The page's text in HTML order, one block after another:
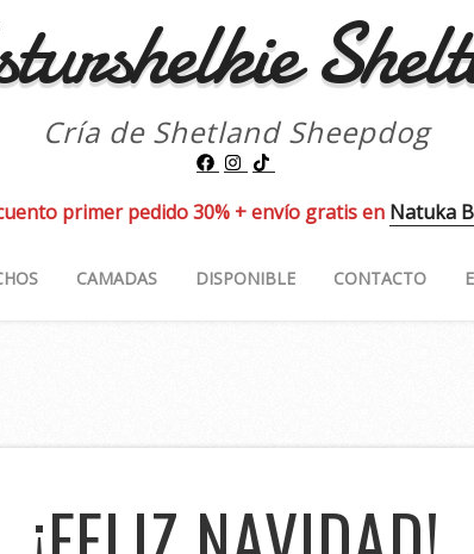
Cría de Shetland Sheepdog
primer pedido 30% + envío gratis en Natuka
CAMADAS DISPONIBLE CONTACTO